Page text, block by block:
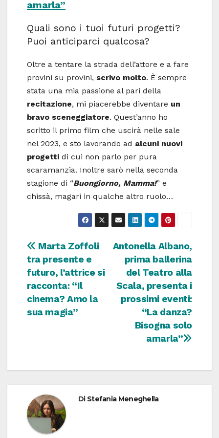
amarla”
Quali sono i tuoi futuri progetti?
Puoi anticiparci qualcosa?
Oltre a tentare la strada dell’attore e a fare
provini su provini, scrivo molto. È sempre
stata una mia passione al pari della
recitazione, mi piacerebbe diventare un
bravo sceneggiatore. Quest’anno ho
scritto il primo film che uscirà nelle sale
nel 2023, e sto lavorando ad alcuni nuovi
progetti di cui non parlo per pura
scaramanzia. Inoltre sarò nella seconda
stagione di “Buongiorno, Mamma!” e
chissà, magari in qualche altro ruolo…
Navigazione
articoli
Antonella Albano,
prima ballerina
del Teatro alla
Scala, presenta i
prossimi eventi:
“La danza?
Bisogna solo
amarla”
Marta Zoffoli
tra presente e
futuro, l’attrice si
racconta: “Il
cinema? Amo la
sua magia”
Di Stefania Meneghella